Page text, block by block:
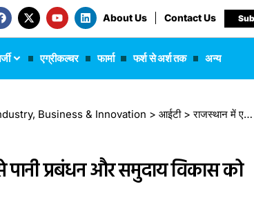
About Us Contact Us
एग्रीकल्चर फार्मा फर्श से अर्श तक अन्य
Business & Innovation > आईटी>राजस्थान में एआई की ताकत: AI4WaterPolicy से पानी प्रबंधन और समुदाय विकास को नई दिशा
प्रबंधन और समुदाय विकास को